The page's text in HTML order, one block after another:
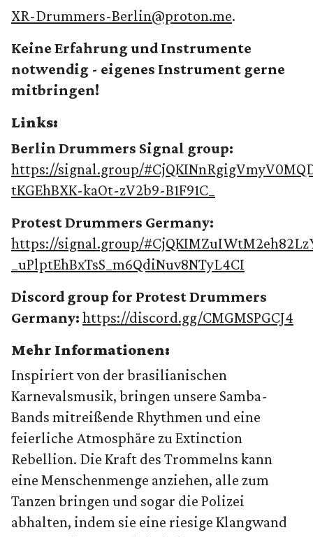
XR-Drummers-Berlin@proton.me.
Keine Erfahrung und Instrumente
notwendig - eigenes Instrument gerne
mitbringen!
Links:
Berlin Drummers Signal group:
https://signal.group/
tKGEhBXK-kaOt-zV2b9-B1F91C_
Protest Drummers Germany:
https://signal.group/
_uPlptEhBxTsS_m6QdiNuv8NTyL4CI
Discord group for Protest Drummers
Germany: https://discord.gg/CMGMSPGCJ4
Mehr Informationen:
Inspiriert von der brasilianischen
Karnevalsmusik, bringen unsere Samba-
Bands mitreißende Rhythmen und eine
feierliche Atmosphäre zu Extinction
Rebellion. Die Kraft des Trommelns kann
eine Menschenmenge anziehen, alle zum
Tanzen bringen und sogar die Polizei
abhalten, indem sie eine riesige Klangwand